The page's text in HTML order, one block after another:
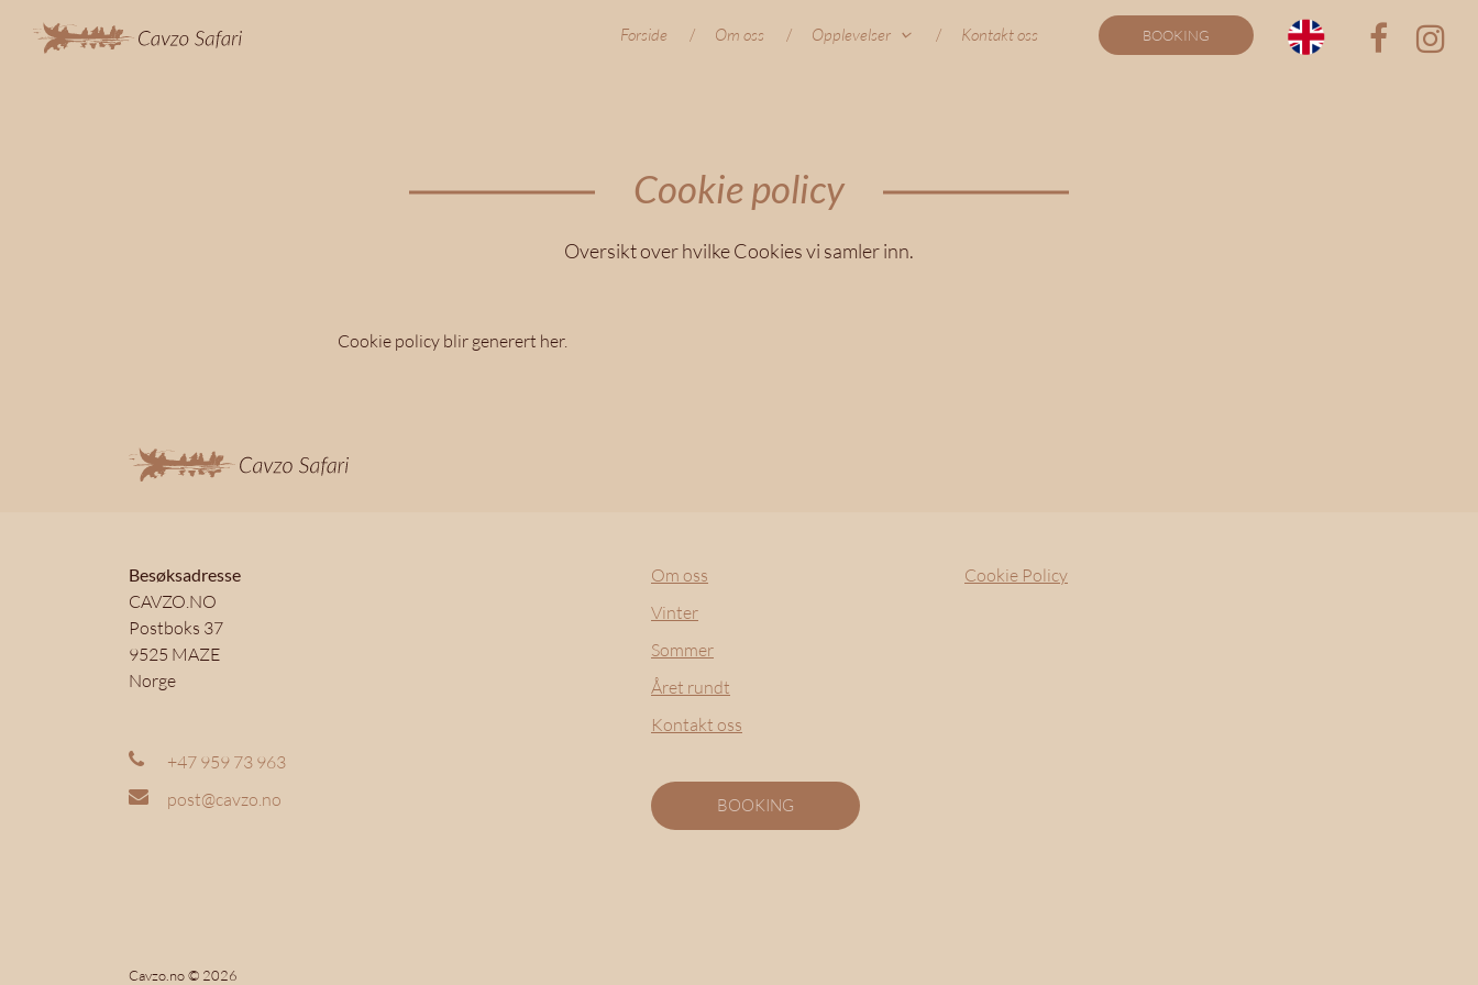
Forside Om oss Opplevelser Kontakt oss BOOKING
Cookie policy
Oversikt over hvilke Cookies vi samler inn.
Cookie policy blir generert her.
Besøksadresse
CAVZO.NO
Postboks 37
9525 MAZE
Norge
+47 959 73 963
post@cavzo.no
Om oss
Vinter
Sommer
Året rundt
Kontakt oss
BOOKING
Cookie Policy
Cavzo.no © 2026